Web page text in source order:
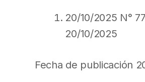
20/10/2025 N°
20/10/2025
Fecha de publicación